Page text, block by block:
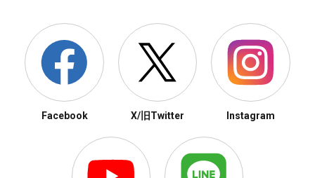
Facebook X/旧Twitter Instagram